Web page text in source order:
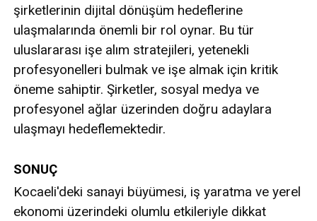
şirketlerinin dijital dönüşüm hedeflerine
ulaşmalarında önemli bir rol oynar. Bu tür
uluslararası işe alım stratejileri, yetenekli
profesyonelleri bulmak ve işe almak için kritik
öneme sahiptir. Şirketler, sosyal medya ve
profesyonel ağlar üzerinden doğru adaylara
ulaşmayı hedeflemektedir.
SONUÇ
Kocaeli'deki sanayi büyümesi, iş yaratma ve yerel
ekonomi üzerindeki olumlu etkileriyle dikkat